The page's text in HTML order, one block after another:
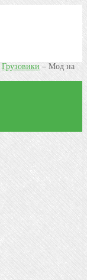
Грузовики– Мод на